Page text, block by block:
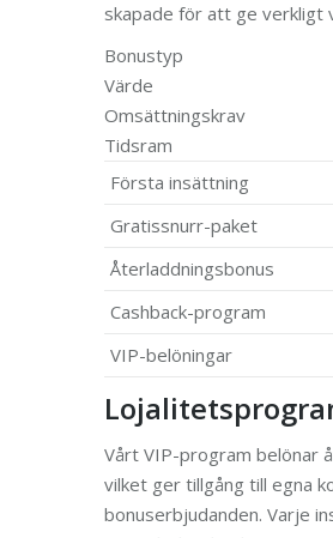
skapade för att ge verkligt
Bonustyp
Värde
Omsättningskrav
Tidsram
Första insättning
Gratissnurr-paket
Återladdningsbonus
Cashback-program
VIP-belöningar
Vårt VIP-program belönar
vilket ger tillgång till egna
bonuserbjudanden. Varje